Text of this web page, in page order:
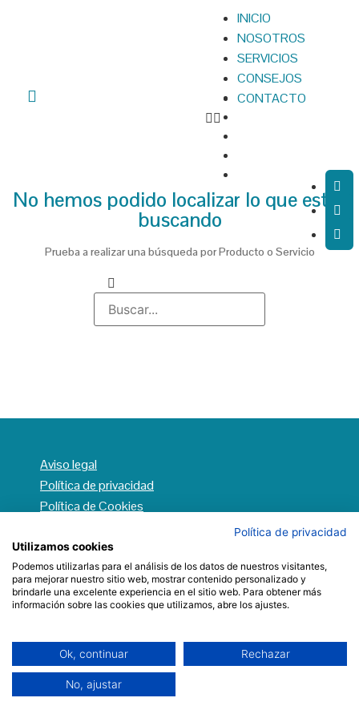
INICIO
NOSOTROS
SERVICIOS
CONSEJOS
CONTACTO
Política de privacidad
Utilizamos cookies
Podemos utilizarlas para el análisis de los datos de nuestros visitantes,
para mejorar nuestro sitio web, mostrar contenido personalizado y
brindarle una excelente experiencia en el sitio web. Para obtener más
información sobre las cookies que utilizamos, abre los ajustes.
Ok, continuar Rechazar
No, ajustar
No hemos podido localizar lo que estás
buscando
Prueba a realizar una búsqueda por Producto o Servicio
Aviso legal
Política de privacidad
Política de Cookies
Accesibilidad